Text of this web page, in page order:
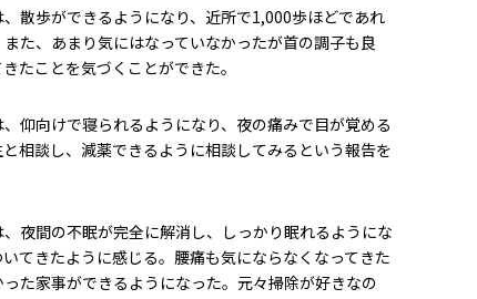
散歩ができるようになり、近所で1,000歩ほどであれ
た、あまり気にはなっていなかったが首の調子も良
たことを気づくことができた。
仰向けで寝られるようになり、夜の痛みで目が覚める
相談し、減薬できるように相談してみるという報告を
夜間の不眠が完全に解消し、しっかり眠れるようにな
てきたように感じる。腰痛も気にならなくなってきた
た家事ができるようになった。元々掃除が好きなの